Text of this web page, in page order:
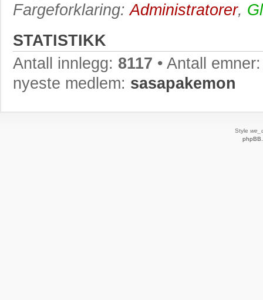
Fargeforklaring:Administratorer,
STATISTIKK
Antall innlegg: 8117 • Antall
nyeste medlem: sasapakemon
Style